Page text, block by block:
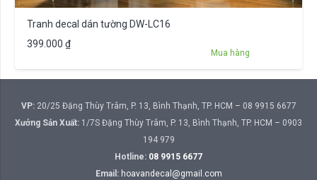
Tranh decal dán tường DW-LC16
399.000 ₫
Mua hàng
VP:20/25 Đặng Thùy Trâm, P. 13, Bình Thạnh, TP. HCM – 08 9915 6677
Xưởng Sản Xuất: 1/7S Đặng Thùy Trâm, P. 13, Bình Thạnh, TP. HCM – 0903
194 979
Hotline: 08 9915 6677
Email: hoavandecal@gmail.com